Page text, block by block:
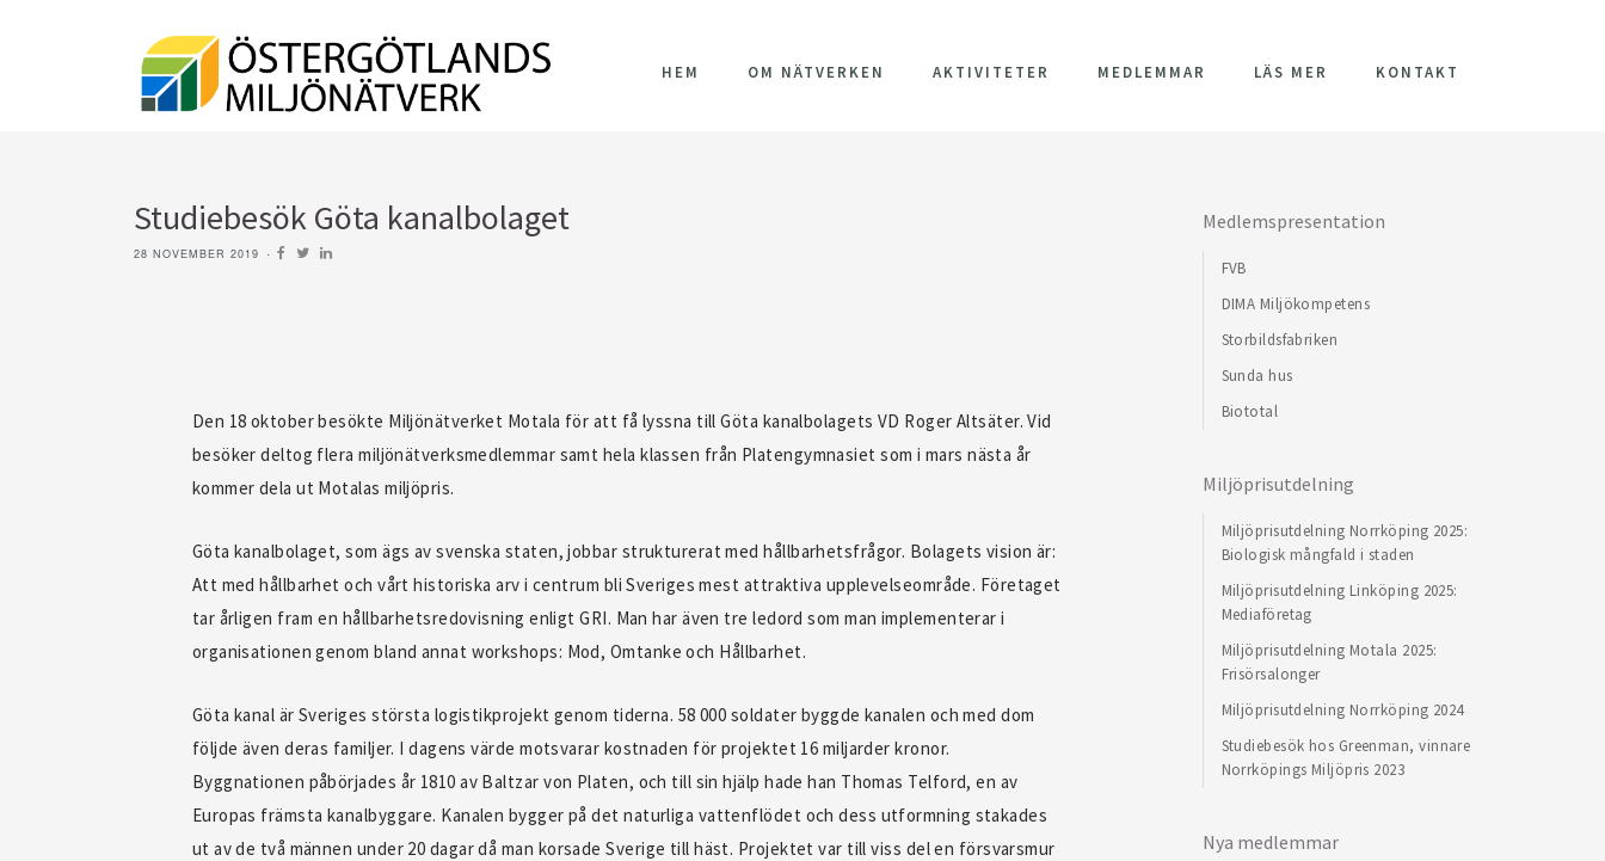
HEM OM NÄTVERKEN AKTIVITETER MEDLEMMAR LÄS MER KONTAKT
Studiebesök Göta kanalbolaget
28 NOVEMBER 2019
Den 18 oktober besökte Miljönätverket Motala för att få lyssna till Göta kanalbolagets VD Roger Altsäter. Vid
besöker deltog flera miljönätverksmedlemmar samt hela klassen från Platengymnasiet som i mars nästa år
kommer dela ut Motalas miljöpris.
Göta kanalbolaget, som ägs av svenska staten, jobbar strukturerat med hållbarhetsfrågor. Bolagets vision är:
Att med hållbarhet och vårt historiska arv i centrum bli Sveriges mest attraktiva upplevelseområde. Företaget
tar årligen fram en hållbarhetsredovisning enligt GRI. Man har även tre ledord som man implementerar i
organisationen genom bland annat workshops: Mod, Omtanke och Hållbarhet.
Göta kanal är Sveriges största logistikprojekt genom tiderna. 58 000 soldater byggde kanalen och med dom
följde även deras familjer. I dagens värde motsvarar kostnaden för projektet 16 miljarder kronor.
Byggnationen påbörjades år 1810 av Baltzar von Platen, och till sin hjälp hade han Thomas Telford, en av
Europas främsta kanalbyggare. Kanalen bygger på det naturliga vattenflödet och dess utformning stakades
ut av de två männen under 20 dagar då man korsade Sverige till häst. Projektet var till viss del en försvarsmur
Medlemspresentation
FVB
DIMA Miljökompetens
Storbildsfabriken
Sunda hus
Biototal
Miljöprisutdelning
Miljöprisutdelning Norrköping 2025:
Biologisk mångfald i staden
Miljöprisutdelning Linköping 2025:
Mediaföretag
Miljöprisutdelning Motala 2025:
Frisörsalonger
Miljöprisutdelning Norrköping 2024
Studiebesök hos Greenman, vinnare
Norrköpings Miljöpris 2023
Nya medlemmar